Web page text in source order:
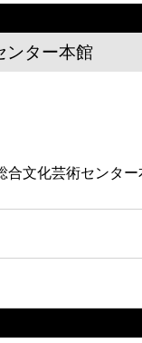
ンター本館
文化芸術センタ